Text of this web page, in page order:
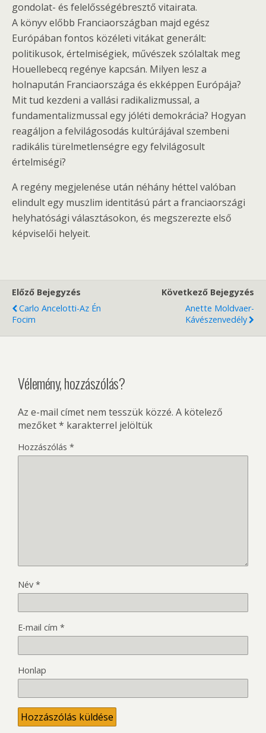
gondolat- és felelősségébresztő vitairata.
A könyv előbb Franciaországban majd egész
Európában fontos közéleti vitákat generált:
politikusok, értelmiségiek, művészek szólaltak meg
Houellebecq regénye kapcsán. Milyen lesz a
holnapután Franciaországa és ekképpen Európája?
Mit tud kezdeni a vallási radikalizmussal, a
fundamentalizmussal egy jóléti demokrácia? Hogyan
reagáljon a felvilágosodás kultúrájával szembeni
radikális türelmetlenségre egy felvilágosult
értelmiségi?
A regény megjelenése után néhány héttel valóban
elindult egy muszlim identitású párt a franciaországi
helyhatósági választásokon, és megszerezte első
képviselői helyeit.
Előző Bejegyzés
Carlo Ancelotti-Az Én
Focim
Következő Bejegyzés
Anette Moldvaer-
Kávészenvedély
Vélemény, hozzászólás?
Az e-mail címet nem tesszük közzé. A kötelező
mezőket* karakterrel jelöltük
Hozzászólás *
Név *
E-mail cím *
Honlap